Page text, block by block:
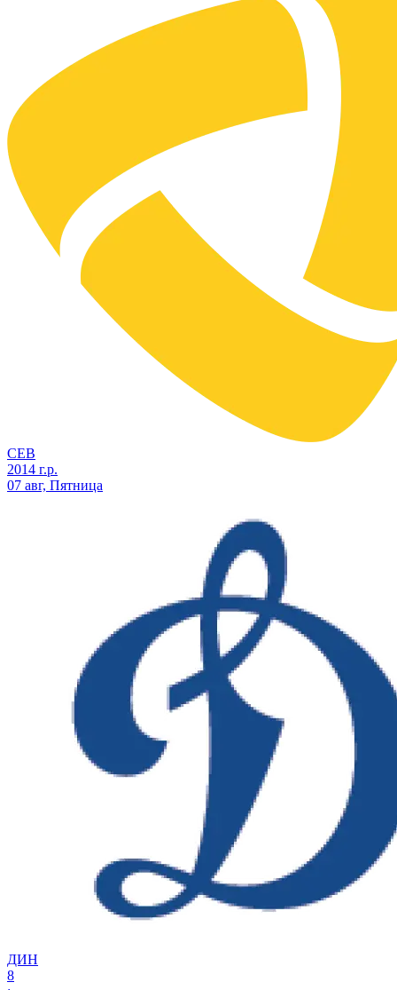
СЕВ
2014 г.р.
07 авг, Пятница
ДИН
8